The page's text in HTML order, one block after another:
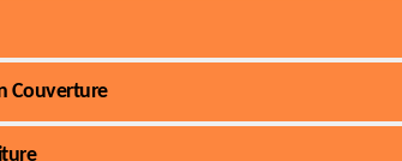
Couverture